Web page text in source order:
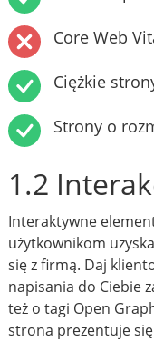
Core Web
Ciężkie
Strony o
1.2
Interaktywne
użytkownikom
się z firmą. Daj
napisania do Ciebie
też o tagi Open
strona prezentuje